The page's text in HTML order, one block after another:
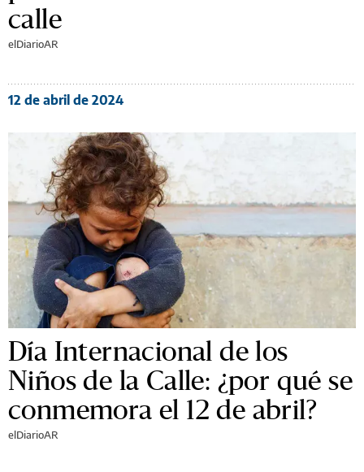
calle
elDiarioAR
12 de abril de 2024
Día Internacional de los
Niños de la Calle: ¿por qué se
conmemora el 12 de abril?
elDiarioAR